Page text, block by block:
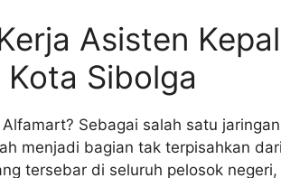
Asisten
Sibolga
Sebagai salah satu
menjadi bagian tak terpisahkan
tersebar di seluruh pelosok